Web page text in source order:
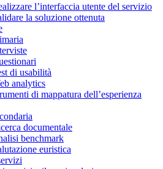
l’interfaccia utente del servizio
la soluzione ottenuta
di usabilità
analytics
di mappatura dell’esperienza
documentale
benchmark
euristica